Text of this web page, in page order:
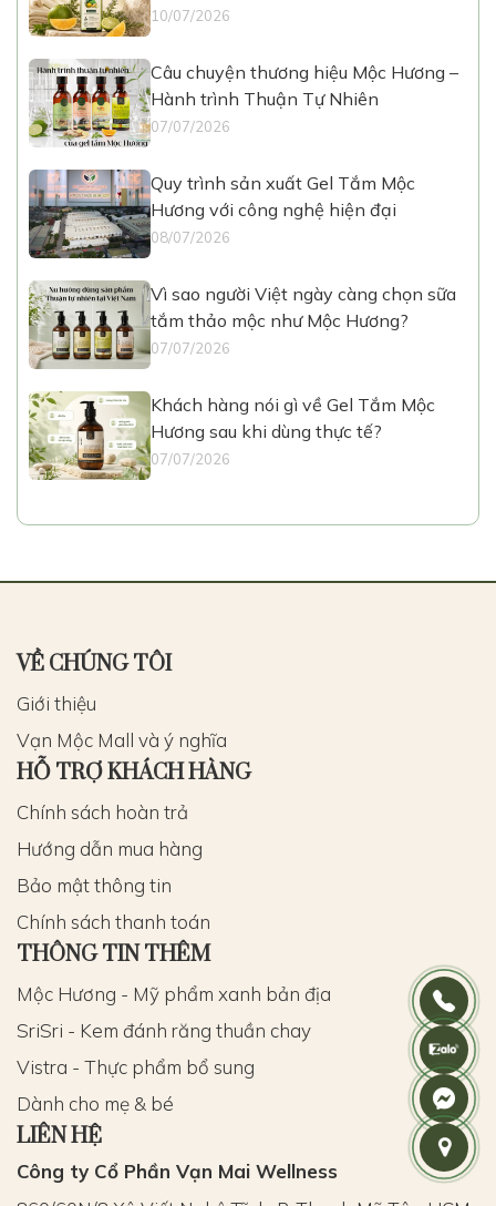
10/07/2026
Câu chuyện thương hiệu Mộc Hương –
Hành trình Thuận Tự Nhiên
07/07/2026
Quy trình sản xuất Gel Tắm Mộc
Hương với công nghệ hiện đại
08/07/2026
Vì sao người Việt ngày càng chọn sữa
tắm thảo mộc như Mộc Hương?
07/07/2026
Khách hàng nói gì về Gel Tắm Mộc
Hương sau khi dùng thực tế?
07/07/2026
VỀ CHÚNG TÔI
Giới thiệu
Vạn Mộc Mall và ý nghĩa
HỖ TRỢ KHÁCH HÀNG
Chính sách hoàn trả
Hướng dẫn mua hàng
Bảo mật thông tin
Chính sách thanh toán
THÔNG TIN THÊM
Mộc Hương - Mỹ phẩm xanh bản địa
SriSri - Kem đánh răng thuần chay
Vistra - Thực phẩm bổ sung
Dành cho mẹ & bé
LIÊN HỆ
Công ty Cổ Phần Vạn Mai Wellness